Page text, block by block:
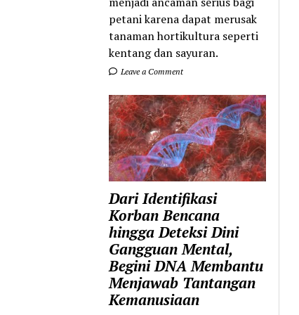
petani karena dapat merusak
tanaman hortikultura seperti
kentang dan sayuran.
Leave a Comment
Dari Identifikasi
Korban Bencana
hingga Deteksi Dini
Gangguan Mental,
Begini DNA Membantu
Menjawab Tantangan
Kemanusiaan